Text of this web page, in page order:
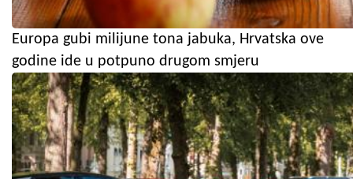
Europa gubi milijune tona jabuka, Hrvatska ove
godine ide u potpuno drugom smjeru